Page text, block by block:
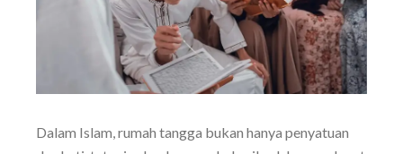
Dalam Islam, rumah tangga bukan hanya penyatuan